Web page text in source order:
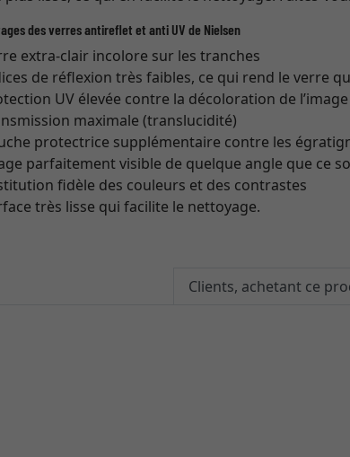
des verres antireflet et anti UV de Nielsen
extra-clair incolore sur les tranches
de réflexion très faibles, ce qui rend le verre
UV élevée contre la décoloration de l’image
maximale (translucidité)
protectrice supplémentaire contre les
parfaitement visible de quelque angle que ce
fidèle des couleurs et des contrastes
très lisse qui facilite le nettoyage.
Clients, achetant ce